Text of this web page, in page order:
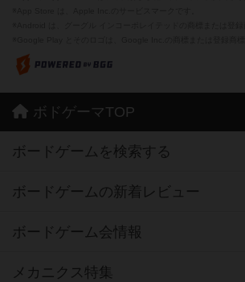
ボドゲーマTOP
ボードゲームを検索する
ボードゲームの新着レビュー
ボードゲーム会情報
メカニクス特集